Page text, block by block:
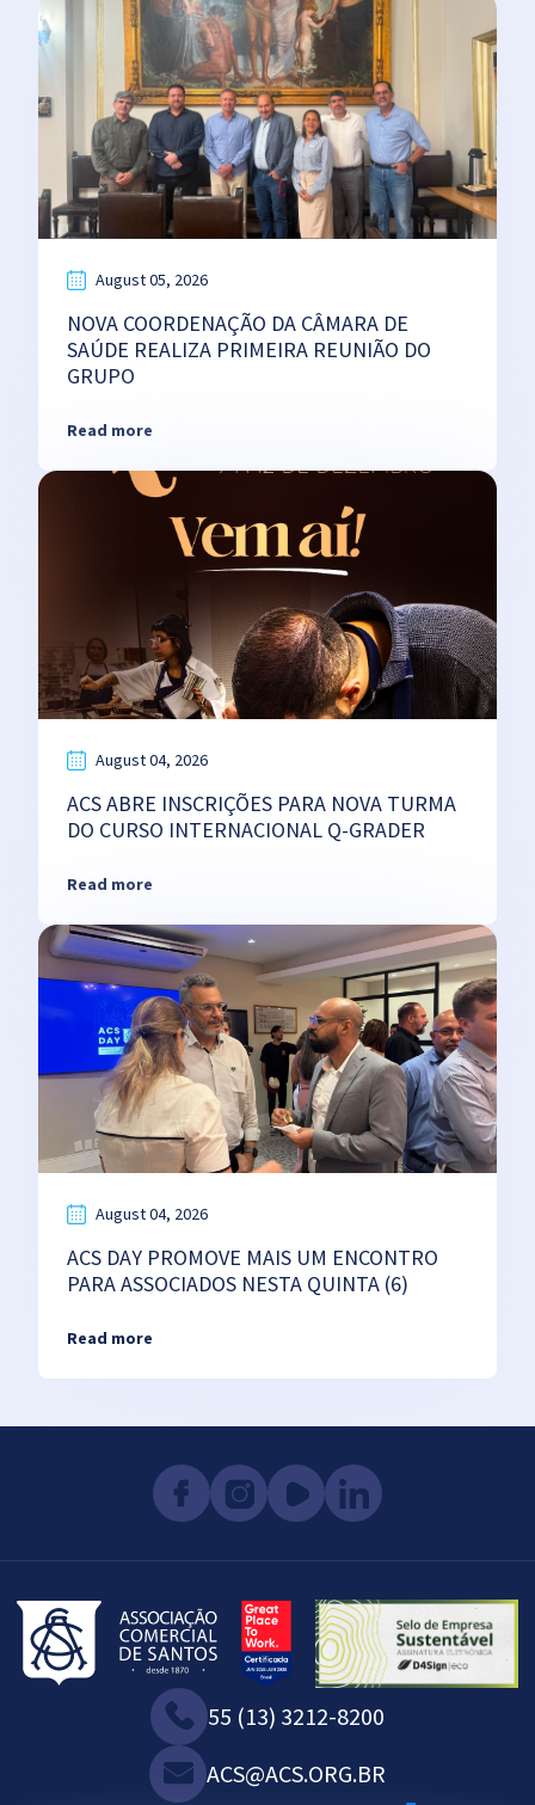
August 05, 2026
NOVA COORDENAÇÃO DA CÂMARA DE
SAÚDE REALIZA PRIMEIRA REUNIÃO DO
GRUPO
Read more
August 04, 2026
ACS ABRE INSCRIÇÕES PARA NOVA TURMA
DO CURSO INTERNACIONAL Q-GRADER
Read more
August 04, 2026
ACS DAY PROMOVE MAIS UM ENCONTRO
PARA ASSOCIADOS NESTA QUINTA (6)
Read more
55 (13) 3212-8200
ACS@ACS.ORG.BR